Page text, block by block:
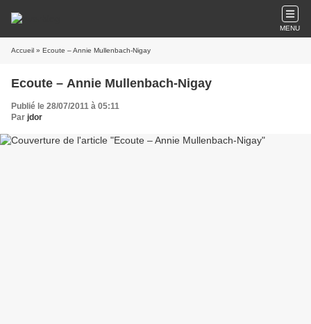
MENU
Accueil » Ecoute – Annie Mullenbach-Nigay
Ecoute – Annie Mullenbach-Nigay
Publié le 28/07/2011 à 05:11
Par jdor